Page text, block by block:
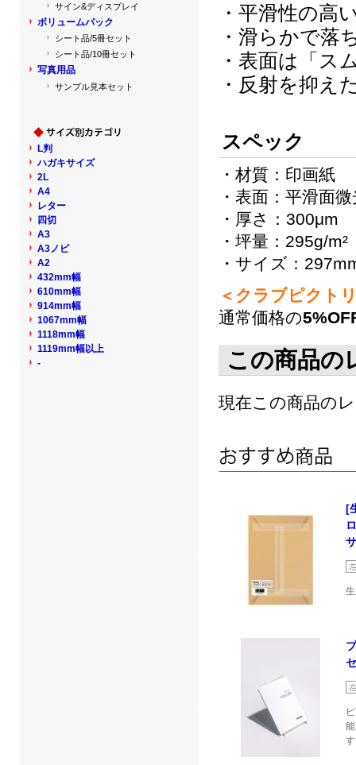
・平滑性の高
・滑らかで落
・表面は「ス
・反射を抑え
スペック
・材質：印画紙
・表面：平滑面
・厚さ：300μm
・坪量：295g/m²
・サイズ：
＜クラブピクト
通常価格の
この商品の
現在この商品の
[
す
サイン&ディスプレイ
ボリュームパック
シート品/5冊セット
シート品/10冊セット
写真用品
サンプル見本セット
L判
ハガキサイズ
2L
A4
レター
四切
A3
A3ノビ
A2
432mm幅
610mm幅
914mm幅
1067mm幅
1118mm幅
1119mm幅以上
-